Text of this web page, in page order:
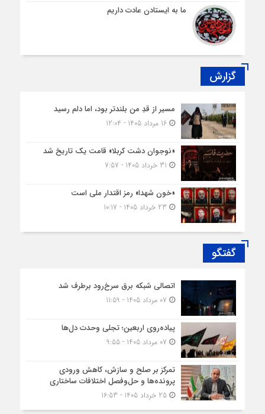
ما به ایستادن عادت داریم
گزارش
مسیر از قدِ من بلندتر بود، اما دلم رسید
16 مرداد 1405 - 12:04
«نوجوان دشت کربلا» قامت یک تاریخ شد
«خون شهدا» رمز اقتدار ملی است
گفتگو
اتصالی شبکه برق سرخ‌رود برطرف شد
پیاده‌روی اربعین؛ تجلی وحدت دل‌ها
تمرکز بر صلح و سازش، کاهش ورودی
پرونده‌ها و حل‌وفصل اختلافات ساختاری
25 خرداد 1405 - 16:53